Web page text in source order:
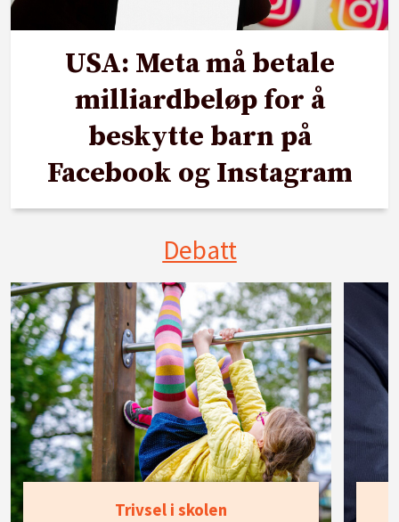
USA: Meta må betale
milliardbeløp for å
beskytte barn på
Facebook og Instagram
Debatt
Trivsel i skolen